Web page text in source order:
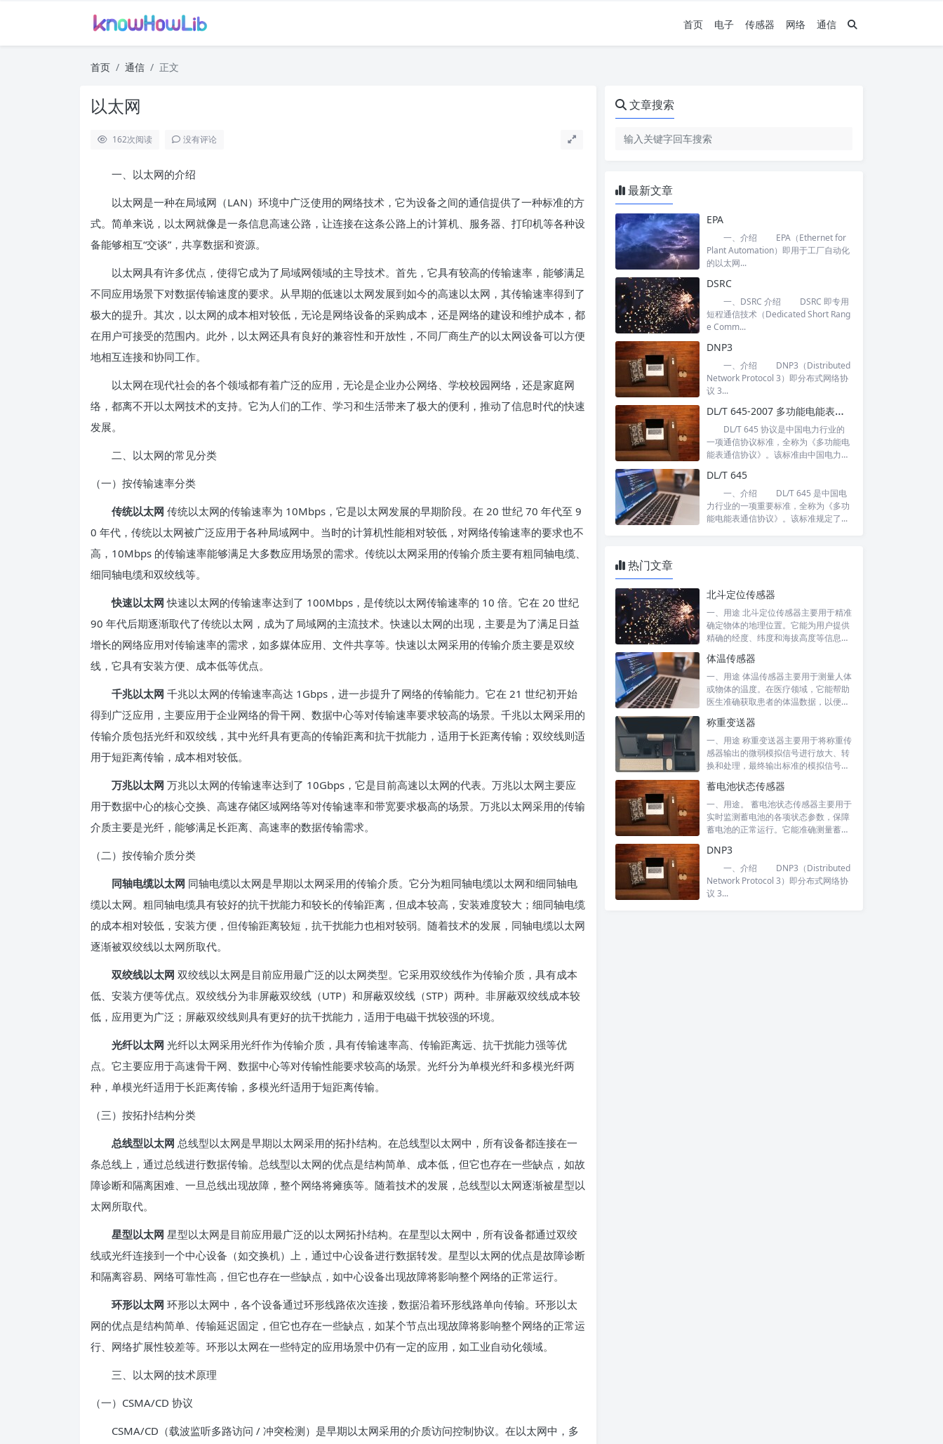
首页 电子 传感器 网络 通信
首页 通信 正文
以太网
162次阅读 没有评论
一、以太网的介绍
以太网是一种在局域网（LAN）环境中广泛使用的网络技术，它为设备之间的通信提供了一种标准的方
式。简单来说，以太网就像是一条信息高速公路，让连接在这条公路上的计算机、服务器、打印机等各种设
备能够相互“交谈”，共享数据和资源。
以太网具有许多优点，使得它成为了局域网领域的主导技术。首先，它具有较高的传输速率，能够满足
不同应用场景下对数据传输速度的要求。从早期的低速以太网发展到如今的高速以太网，其传输速率得到了
极大的提升。其次，以太网的成本相对较低，无论是网络设备的采购成本，还是网络的建设和维护成本，都
在用户可接受的范围内。此外，以太网还具有良好的兼容性和开放性，不同厂商生产的以太网设备可以方便
地相互连接和协同工作。
以太网在现代社会的各个领域都有着广泛的应用，无论是企业办公网络、学校校园网络，还是家庭网
络，都离不开以太网技术的支持。它为人们的工作、学习和生活带来了极大的便利，推动了信息时代的快速
发展。
二、以太网的常见分类
（一）按传输速率分类
传统以太网 传统以太网的传输速率为 10Mbps，它是以太网发展的早期阶段。在 20 世纪 70 年代至 9
0 年代，传统以太网被广泛应用于各种局域网中。当时的计算机性能相对较低，对网络传输速率的要求也不
高，10Mbps 的传输速率能够满足大多数应用场景的需求。传统以太网采用的传输介质主要有粗同轴电缆、
细同轴电缆和双绞线等。
快速以太网快速以太网的传输速率达到了 100Mbps，是传统以太网传输速率的 10 倍。它在 20 世纪
90 年代后期逐渐取代了传统以太网，成为了局域网的主流技术。快速以太网的出现，主要是为了满足日益
增长的网络应用对传输速率的需求，如多媒体应用、文件共享等。快速以太网采用的传输介质主要是双绞
线，它具有安装方便、成本低等优点。
千兆以太网 千兆以太网的传输速率高达 1Gbps，进一步提升了网络的传输能力。它在 21 世纪初开始
得到广泛应用，主要应用于企业网络的骨干网、数据中心等对传输速率要求较高的场景。千兆以太网采用的
传输介质包括光纤和双绞线，其中光纤具有更高的传输距离和抗干扰能力，适用于长距离传输；双绞线则适
用于短距离传输，成本相对较低。
万兆以太网 万兆以太网的传输速率达到了 10Gbps，它是目前高速以太网的代表。万兆以太网主要应
用于数据中心的核心交换、高速存储区域网络等对传输速率和带宽要求极高的场景。万兆以太网采用的传输
介质主要是光纤，能够满足长距离、高速率的数据传输需求。
（二）按传输介质分类
同轴电缆以太网 同轴电缆以太网是早期以太网采用的传输介质。它分为粗同轴电缆以太网和细同轴电
缆以太网。粗同轴电缆具有较好的抗干扰能力和较长的传输距离，但成本较高，安装难度较大；细同轴电缆
的成本相对较低，安装方便，但传输距离较短，抗干扰能力也相对较弱。随着技术的发展，同轴电缆以太网
逐渐被双绞线以太网所取代。
双绞线以太网 双绞线以太网是目前应用最广泛的以太网类型。它采用双绞线作为传输介质，具有成本
低、安装方便等优点。双绞线分为非屏蔽双绞线（UTP）和屏蔽双绞线（STP）两种。非屏蔽双绞线成本较
低，应用更为广泛；屏蔽双绞线则具有更好的抗干扰能力，适用于电磁干扰较强的环境。
光纤以太网 光纤以太网采用光纤作为传输介质，具有传输速率高、传输距离远、抗干扰能力强等优
点。它主要应用于高速骨干网、数据中心等对传输性能要求较高的场景。光纤分为单模光纤和多模光纤两
种，单模光纤适用于长距离传输，多模光纤适用于短距离传输。
（三）按拓扑结构分类
总线型以太网 总线型以太网是早期以太网采用的拓扑结构。在总线型以太网中，所有设备都连接在一
条总线上，通过总线进行数据传输。总线型以太网的优点是结构简单、成本低，但它也存在一些缺点，如故
障诊断和隔离困难、一旦总线出现故障，整个网络将瘫痪等。随着技术的发展，总线型以太网逐渐被星型以
太网所取代。
星型以太网 星型以太网是目前应用最广泛的以太网拓扑结构。在星型以太网中，所有设备都通过双绞
线或光纤连接到一个中心设备（如交换机）上，通过中心设备进行数据转发。星型以太网的优点是故障诊断
和隔离容易、网络可靠性高，但它也存在一些缺点，如中心设备出现故障将影响整个网络的正常运行。
环形以太网 环形以太网中，各个设备通过环形线路依次连接，数据沿着环形线路单向传输。环形以太
网的优点是结构简单、传输延迟固定，但它也存在一些缺点，如某个节点出现故障将影响整个网络的正常运
行、网络扩展性较差等。环形以太网在一些特定的应用场景中仍有一定的应用，如工业自动化领域。
三、以太网的技术原理
（一）CSMA/CD 协议
CSMA/CD（载波监听多路访问 / 冲突检测）是早期以太网采用的介质访问控制协议。在以太网中，多
文章搜索
最新文章
EPA
一、介绍 EPA（Ethernet for
Plant Automation）即用于工厂自动化
的以太网...
DSRC
一、DSRC 介绍 DSRC 即专用
短程通信技术（Dedicated Short Rang
e Comm...
DNP3
一、介绍 DNP3（Distributed
Network Protocol 3）即分布式网络协
议 3...
DL/T 645-2007 多功能电能表通信协议
DL/T 645 协议是中国电力行业的
一项通信协议标准，全称为《多功能电
能表通信协议》。该标准由中国电力
DL/T 645
一、介绍 DL/T 645 是中国电
力行业的一项重要标准，全称为《多功
能电能表通信协议》。该标准规定了...
热门文章
北斗定位传感器
一、用途 北斗定位传感器主要用于精准
确定物体的地理位置。它能为用户提供
精确的经度、纬度和海拔高度等信息。
体温传感器
一、用途 体温传感器主要用于测量人体
或物体的温度。在医疗领域，它能帮助
医生准确获取患者的体温数据，以便诊
称重变送器
一、用途 称重变送器主要用于将称重传
感器输出的微弱模拟信号进行放大、转
换和处理，最终输出标准的模拟信号
蓄电池状态传感器
一、用途。 蓄电池状态传感器主要用于
实时监测蓄电池的各项状态参数，保障
蓄电池的正常运行。它能准确测量蓄电
DNP3
一、介绍 DNP3（Distributed
Network Protocol 3）即分布式网络协
议 3...